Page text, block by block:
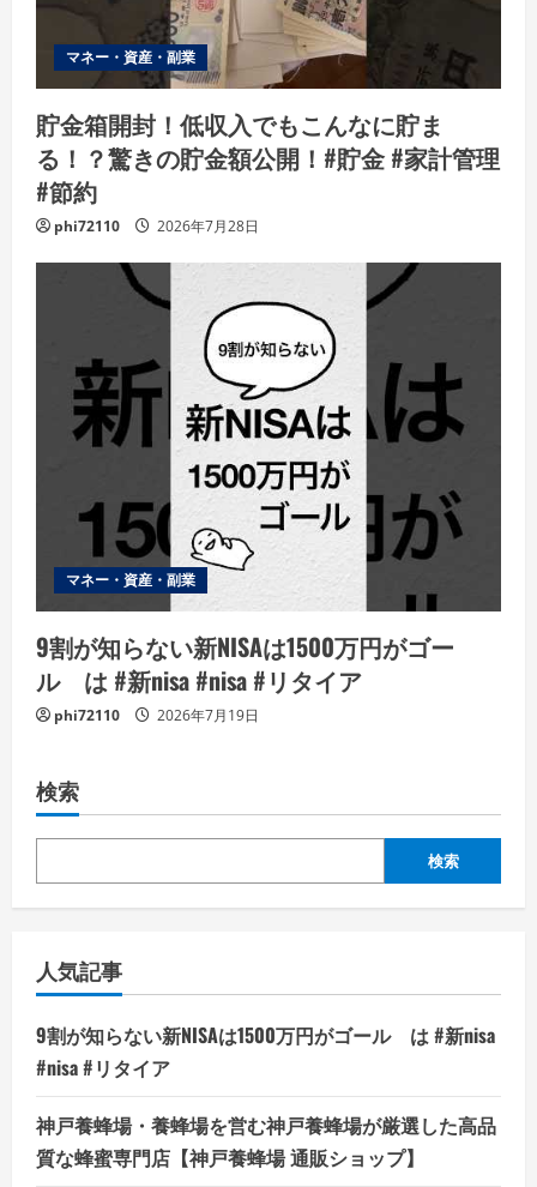
マネー・資産・副業
貯金箱開封！低収入でもこんなに貯ま
る！？驚きの貯金額公開！#貯金 #家計管理
#節約
phi72110 2026年7月28日
マネー・資産・副業
9割が知らない新NISAは1500万円がゴー
ル は #新nisa #nisa #リタイア
phi72110 2026年7月19日
検索
検索
人気記事
9割が知らない新NISAは1500万円がゴール は #新nisa
#nisa #リタイア
神戸養蜂場・養蜂場を営む神戸養蜂場が厳選した高品
質な蜂蜜専門店【神戸養蜂場 通販ショップ】